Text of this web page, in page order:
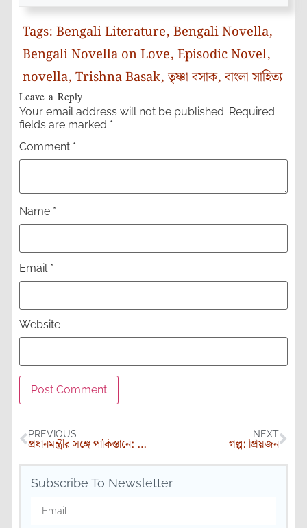
Tags: Bengali Literature, Bengali Novella,
Bengali Novella on Love, Episodic Novel,
novella, Trishna Basak,তৃষ্ণা বসাক,বাংলা সাহিত্য
Leave a Reply
Your email address will not be published. Required
fields are marked *
Comment *
Name *
Email *
Website
PREVIOUS
প্রধানমন্ত্রীর সঙ্গে পাকিস্তানে: শেষ পর্ব- শংকর ঘোষ
NEXT
গল্প: প্রিয়জন
Subscribe To Newsletter